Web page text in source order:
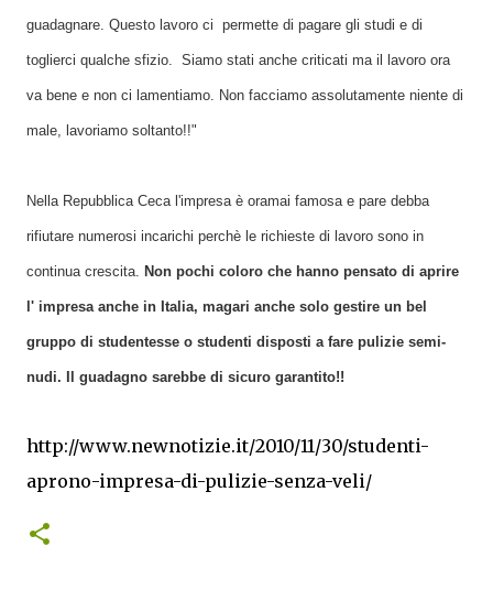
guadagnare. Questo lavoro ci permette di pagare gli studi e di
toglierci qualche sfizio. Siamo stati anche criticati ma il lavoro ora
va bene e non ci lamentiamo. Non facciamo assolutamente niente di
male, lavoriamo soltanto!!"
Nella Repubblica Ceca l'impresa è oramai famosa e pare debba
rifiutare numerosi incarichi perchè le richieste di lavoro sono in
continua crescita. Non pochi coloro che hanno pensato di aprire
l' impresa anche in Italia, magari anche solo gestire un bel
gruppo di studentesse o studenti disposti a fare pulizie semi-
nudi. Il guadagno sarebbe di sicuro garantito!!
http://www.newnotizie.it/2010/11/30/studenti-
aprono-impresa-di-pulizie-senza-veli/